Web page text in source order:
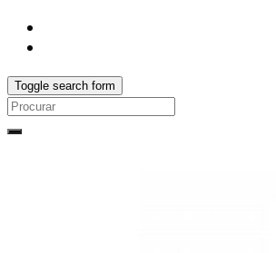
Toggle search form
Search